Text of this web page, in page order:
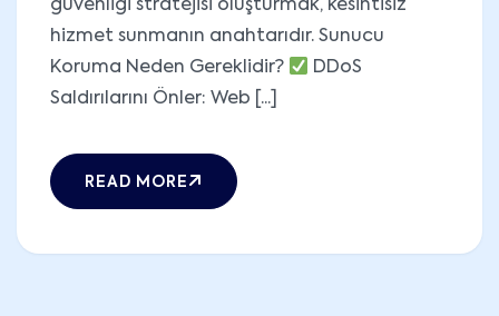
güvenliği stratejisi oluşturmak, kesintisiz
hizmet sunmanın anahtarıdır. Sunucu
Koruma Neden Gereklidir?
DDoS
Saldırılarını Önler: Web [...]
READ MORE